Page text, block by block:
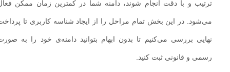
ترتیب و با دقت انجام شوند، دامنه شما در کمترین زمان ممکن فعال
می‌شود. در این بخش تمام مراحل را از ایجاد شناسه کاربری تا پرداخت
نهایی بررسی می‌کنیم تا بدون ابهام بتوانید دامنه‌ی خود را به‌ صورت
رسمی و قانونی ثبت کنید.